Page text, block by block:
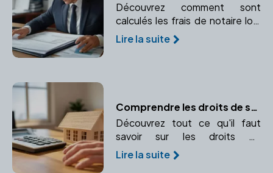
Découvrez comment sont
calculés les frais de notaire lors
d'une transaction immobilière.
Comprendre les taxes et
Lire la suite
Comprendre les droits de succession : calcul et paiement
Découvrez tout ce qu'il faut
savoir sur les droits de
succession, leur calcul et leur
paiement. Comprendre
Lire la suite